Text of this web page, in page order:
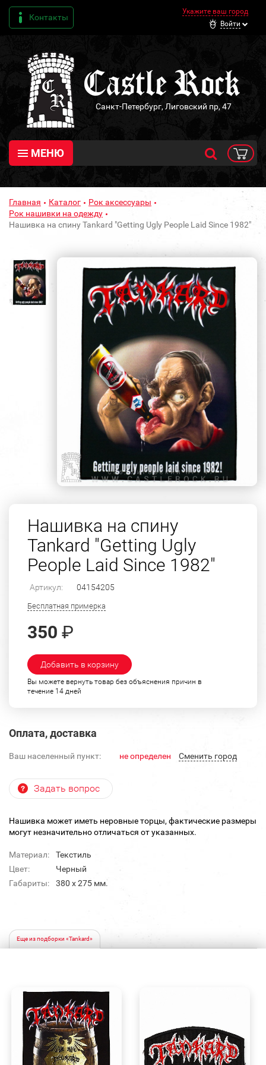
Контакты
Укажите ваш город
Войти
Санкт-Петербург, Лиговский пр, 47
МЕНЮ
Главная Каталог
Рок аксессуары
Рок нашивки на одежду
Нашивка на спину Tankard "Getting Ugly People Laid Since 1982"
Нашивка на спину
Tankard "Getting Ugly
People Laid Since 1982"
Артикул: 04154205
Бесплатная примерка
350 ₽
Добавить в корзину
Вы можете вернуть товар без объяснения причин в
течение 14 дней
Оплата, доставка
Ваш населенный пункт: не определен Cменить город
Задать вопрос
Нашивка может иметь неровные торцы, фактические размеры
могут незначительно отличаться от указанных.
Материал:
Текстиль
Цвет:
Черный
Габариты:
380 х 275 мм.
Еще из подборки «Tankard»